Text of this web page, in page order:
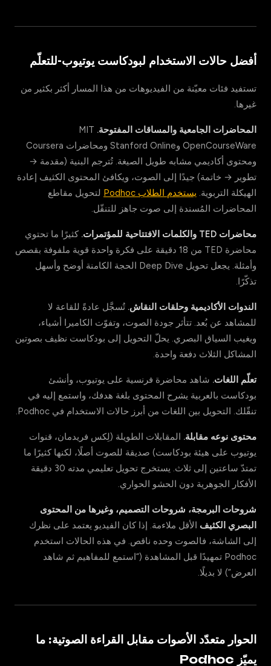
أفضل حالات الاستخدام لبودكاست يوتيوب-للتعلّم
تستفيد فئات معيّنة من الفيديوهات من هذا المسار أكثر بكثير من
غيرها.
المحاضرات الجامعية والمساقات المفتوحة. MIT
OpenCourseWare وStanford Online ومحاضرات Coursera
ومحتوى أكاديمي مشابه طويل الصيغة. تُترجم البنية (مقدمة →
تطوير → خاتمة) جيدًا إلى الصوت، ويكافئ المحتوى الكثيف إعادة
الهيكلة التربوية. يستخدم الطلاب Podhoc
لتحويل مقاطع
المحاضرات المُسندة إلى صوت جاهز للتنقّل.
محاضرات TED والكلمات الافتتاحية للمؤتمرات.
كثيرًا ما تحتوي
محاضرة TED من 18 دقيقة على فكرة واحدة قوية ملفوفة بقصص
وأمثلة. يجعل تحويل Deep Dive الحجة الكامنة أوضح وأسهل
تذكّرًا.
الندوات الأكاديمية وحلقات النقاش. تُسجَّل عادةً للقاعة لا
للمشاهد عن بُعد. تتأثر جودة الصوت، وتفوّت الكاميرا أشياء،
ويغيب السياق البصري. يحلّ التحويل إلى بودكاست نظيف بصوتين
المشاكل الثلاث دفعة واحدة.
تعلّم اللغات. شاهد محاضرة فرنسية على يوتيوب، وأنشئ
بودكاست بالعربية يشرح المحتوى بلغة هدفك، واستمع إليه في
تنقّلك. التحويل بين اللغات من أبرز حالات الاستخدام في Podhoc.
محتوى نوعه مقابلة. المقابلات الطويلة (لِكس فريدمان، قنوات
يوتيوب على هيئة بودكاست) صديقة للصوت أصلًا، لكنها كثيرًا ما
تمتدّ ساعتين إلى ثلاث. يستخرج تحويل تعليمي مدته 30 دقيقة
الأفكار الجوهرية دون الحشو الحواري.
شروحات البرمجة، شروحات التصميم، وغيرها من المحتوى
البصري الكثيف الأقل ملاءمة. إذا كان الفيديو يعتمد على نظرك
إلى الشاشة، فالصوت وحده ناقص. في هذه الحالات استخدم
Podhoc تمهيدًا قبل المشاهدة (“استمع للمفاهيم ثم شاهد
العرض”) لا بديلًا.
الحوار متعدّد الأصوات مقابل القراءة الصوتية: ما
يميّز Podhoc